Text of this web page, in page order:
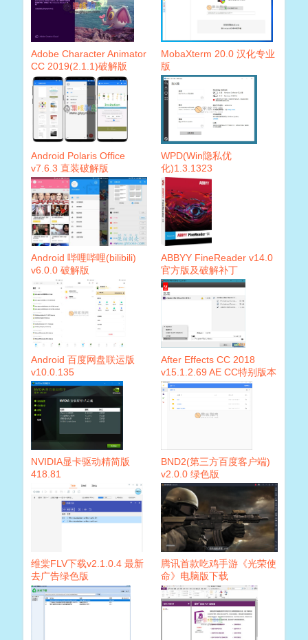
Adobe Character Animator
CC 2019(2.1.1)破解版
MobaXterm 20.0 汉化专业
版
Android Polaris Office
v7.6.3 直装破解版
WPD(Win隐私优
化)1.3.1323
Android 哔哩哔哩(bilibili)
v6.0.0 破解版
ABBYY FineReader v14.0
官方版及破解补丁
Android 百度网盘联运版
v10.0.135
After Effects CC 2018
v15.1.2.69 AE CC特别版本
NVIDIA显卡驱动精简版
418.81
BND2(第三方百度客户端)
v2.0.0 绿色版
维棠FLV下载v2.1.0.4 最新
去广告绿色版
腾讯首款吃鸡手游《光荣使
命》电脑版下载